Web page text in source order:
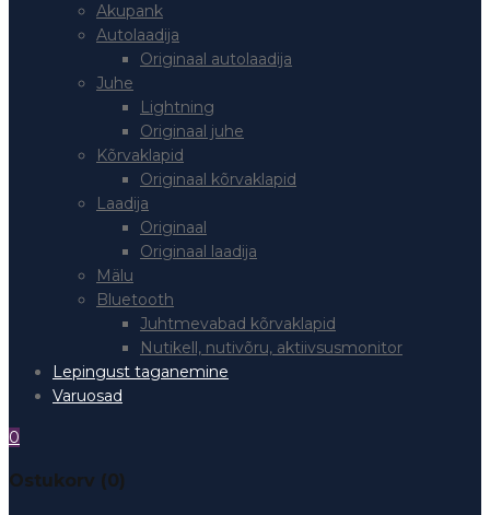
Akupank
Autolaadija
Originaal autolaadija
Juhe
Lightning
Originaal juhe
Kõrvaklapid
Originaal kõrvaklapid
Laadija
Originaal
Originaal laadija
Mälu
Bluetooth
Juhtmevabad kõrvaklapid
Nutikell, nutivõru, aktiivsusmonitor
Lepingust taganemine
Varuosad
0
Ostukorv (0)